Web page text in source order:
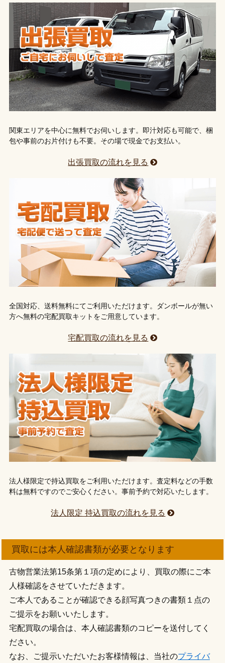
関東エリアを中心に無料でお伺いします。即汁対応も可能で、梱
包や事前のお片付けも不要。その場で現金でお支払い。
出張買取の流れを見る
全国対応、送料無料にてご利用いただけます。ダンボールが無い
方へ無料の宅配買取キットをご用意しています。
宅配買取の流れを見る
法人様限定で持込買取をご利用いただけます。査定料などの手数
料は無料ですのでご安心ください。事前予約で対応いたします。
法人限定 持込買取の流れを見る
買取には本人確認書類が必要となります
古物営業法第15条第１項の定めにより、買取の際にご本
人様確認をさせていただきます。
ご本人であることが確認できる顔写真つきの書類１点の
ご提示をお願いいたします。
宅配買取の場合は、本人確認書類のコピーを送付してく
ださい。
なお、ご提示いただいたお客様情報は、当社のプライバ